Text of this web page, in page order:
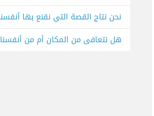
نحن نتاج القصة التي نقنع بها
هل نتعافى من المكان أم من